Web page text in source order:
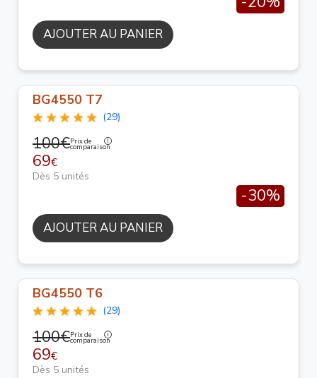
AJOUTER AU PANIER
BG4550 T7
(29)
100€Prix de
comparaison
69€
Dès 5 unités
-30%
AJOUTER AU PANIER
BG4550 T6
(29)
100€Prix de
comparaison
69€
Dès 5 unités